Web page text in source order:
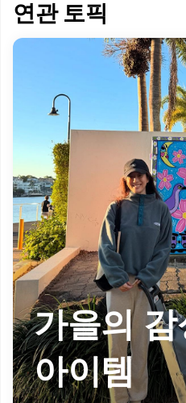
연관 토픽
가을의
아이템